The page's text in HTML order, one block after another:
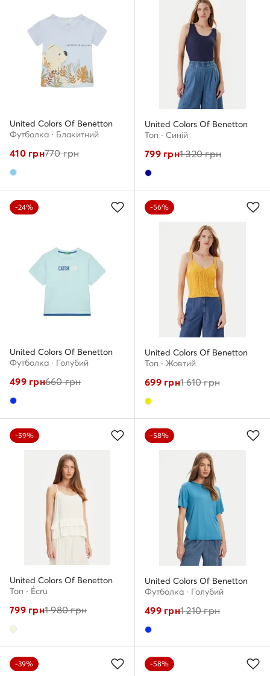
United Colors Of Benetton
Футболка · Блакитний
410грн770грн
United Colors Of Benetton
Топ · Cиній
799грн1 320грн
-24%
United Colors Of Benetton
Футболка · Голубий
499грн660грн
-56%
United Colors Of Benetton
Топ · Жовтий
699грн1 610грн
-59%
United Colors Of Benetton
Топ · Écru
799грн1 980грн
-58%
United Colors Of Benetton
Футболка · Голубий
499грн1 210грн
-39% -58%